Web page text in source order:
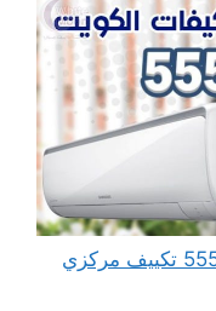
فني تكييف وتبريد الرميثية 55560390 تكييف مركزي